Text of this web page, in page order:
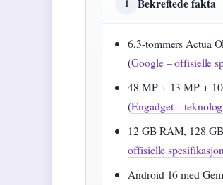
1 Bekreftede fakta
6,3-tommers Actua
(Google – offisielle
48 MP + 13 MP +
(Engadget –
12 GB RAM, 128
offisielle
Android 16 med